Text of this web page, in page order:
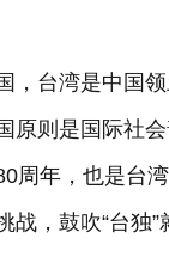
，台湾是中国
原则是国际社
周年，也是台
战，鼓吹“台独